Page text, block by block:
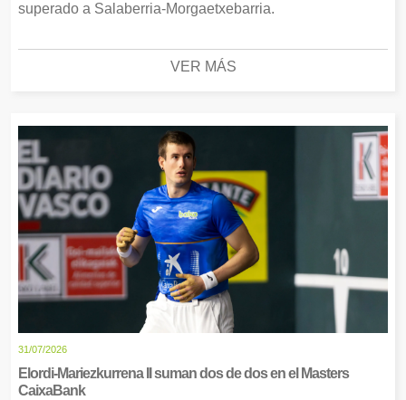
superado a Salaberria-Morgaetxebarria.
VER MÁS
31/07/2026
Elordi-Mariezkurrena II suman dos de dos en el Masters
CaixaBank